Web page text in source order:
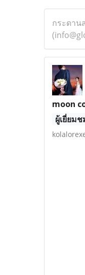
กระดาน
moon
ผู้เยี่ยมช